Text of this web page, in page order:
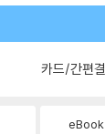
카드/간편
eBook